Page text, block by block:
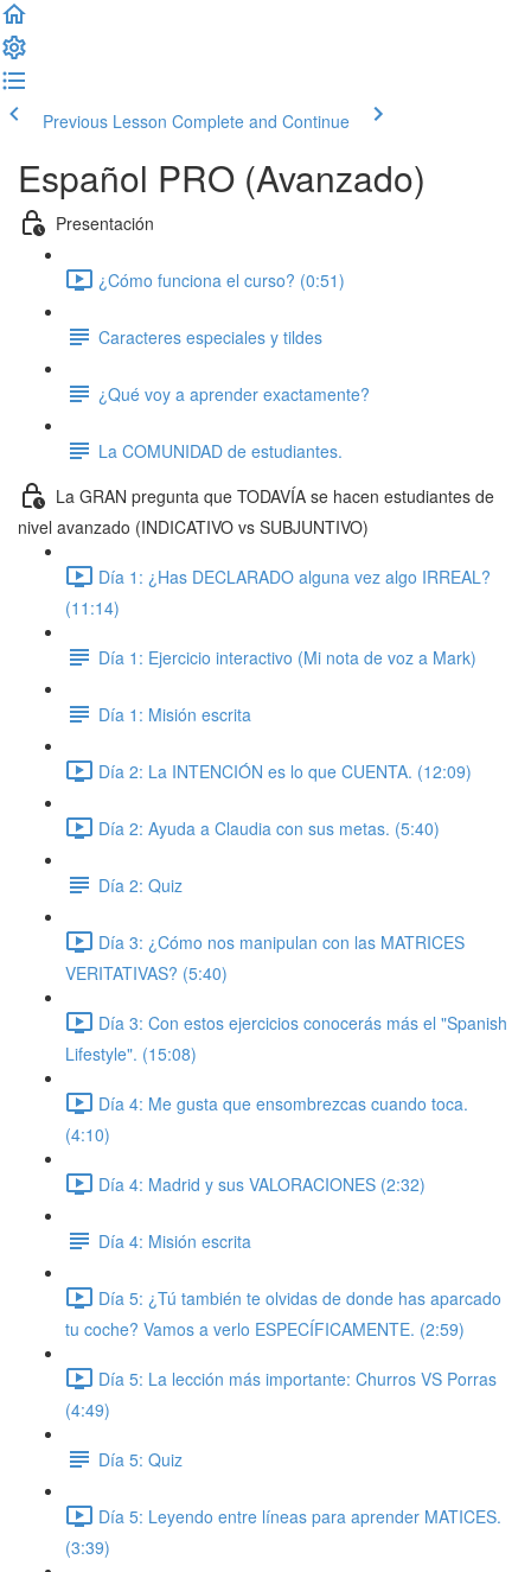
Previous Lesson Complete and Continue
Español PRO (Avanzado)
Presentación
¿Cómo funciona el curso? (0:51)
Caracteres especiales y tildes
¿Qué voy a aprender exactamente?
La COMUNIDAD de estudiantes.
La GRAN pregunta que TODAVÍA se hacen estudiantes de
nivel avanzado (INDICATIVO vs SUBJUNTIVO)
Día 1: ¿Has DECLARADO alguna vez algo IRREAL?
(11:14)
Día 1: Ejercicio interactivo (Mi nota de voz a Mark)
Día 1: Misión escrita
Día 2: La INTENCIÓN es lo que CUENTA. (12:09)
Día 2: Ayuda a Claudia con sus metas. (5:40)
Día 2: Quiz
Día 3: ¿Cómo nos manipulan con las MATRICES
VERITATIVAS? (5:40)
Día 3: Con estos ejercicios conocerás más el "Spanish
Lifestyle". (15:08)
Día 4: Me gusta que ensombrezcas cuando toca.
(4:10)
Día 4: Madrid y sus VALORACIONES (2:32)
Día 4: Misión escrita
Día 5: ¿Tú también te olvidas de donde has aparcado
tu coche? Vamos a verlo ESPECÍFICAMENTE. (2:59)
Día 5: La lección más importante: Churros VS Porras
(4:49)
Día 5: Quiz
Día 5: Leyendo entre líneas para aprender MATICES.
(3:39)